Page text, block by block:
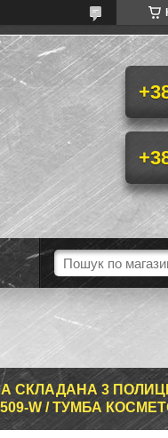
СКЛАДАНА 3
W / ТУМБА